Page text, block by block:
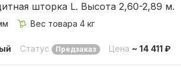
шторка L. Высота 2,60-2,89 м.
Вес товара 4 кг
Статус Предзаказ Цена ~ 14 411 ₽